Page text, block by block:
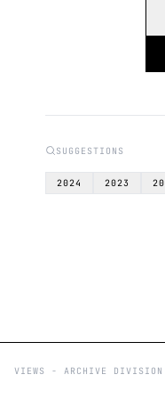
SUGGESTIONS
2024 2023
VIEWS - ARCHIVE DIVISION